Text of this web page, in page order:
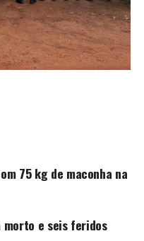
75 kg de maconha na
morto e seis feridos